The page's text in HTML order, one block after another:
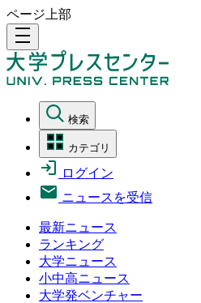
ページ上部
density_medium
検索
カテゴリ
ログイン
ニュースを受信
最新ニュース
ランキング
大学ニュース
小中高ニュース
大学発ベンチャー